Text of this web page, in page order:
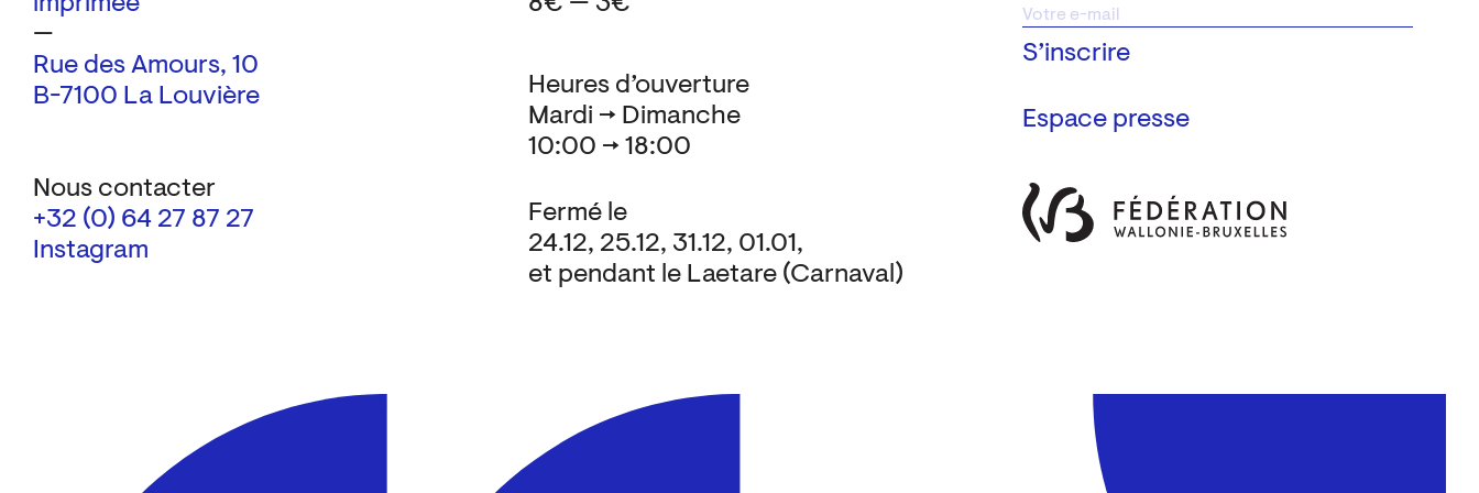
—
Rue des Amours, 10
B-7100 La Louvière
Nous contacter
+32 (0) 64 27 87 27
Instagram
Espace presse
Heures d’ouverture
Mardi → Dimanche
10:00 → 18:00
Fermé le
24.12, 25.12, 31.12, 01.01,
et pendant le Laetare (Carnaval)